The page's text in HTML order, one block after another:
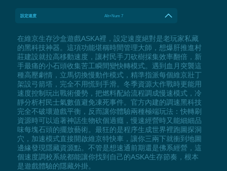
設定速度 Alt+Num 7
在維京生存沙盒遊戲ASKA裡，設定速度絕對是老玩家私藏
的黑科技神器。這項功能堪稱時間管理大師，想爆肝推進村
莊建設就拉高移動速度，讓村民手刀砍樹採集效率翻倍，新
手最痛的小石頭收集苦工瞬間變快轉模式。遇到血月突襲這
種高壓劇情，立馬切換慢動作模式，精準指派每個維京壯丁
架設弓箭塔，完全不用慌到手滑。冬季資源大作戰時更能用
速度控制玩出戰術優勢，把燃料配給流程調成慢速模式，冷
靜分析村民士氣數值避免凍死事件。官方內建的調速黑科技
完全不破壞遊戲平衡，反而讓你體驗兩種極端玩法：快轉刷
資源時可以追著神話生物砍個過癮，慢速經營時又能細細品
味每塊石頭的擺放藝術。最狂的是程序生成世界裡跑圖探洞
穴，加速模式直接開啟維京特快車，讓你三兩下就衝到地圖
邊緣發現隱藏資源點。不管是想速通前期還是佛系經營，這
個速度調校系統都能讓你找到自己的ASKA生存節奏，根本
是遊戲體驗的隱藏外掛。